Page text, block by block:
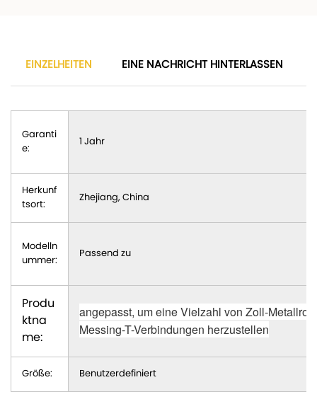
EINZELHEITEN EINE NACHRICHT HINTERLASSEN
Garanti
e:
1 Jahr
Herkunf
tsort:
Zhejiang, China
Modelln
ummer:
Passend zu
Produ
ktna
me:
angepasst, um eine Vielzahl von Zoll-
Messing-T-Verbindungen herzustellen
Größe: Benutzerdefiniert